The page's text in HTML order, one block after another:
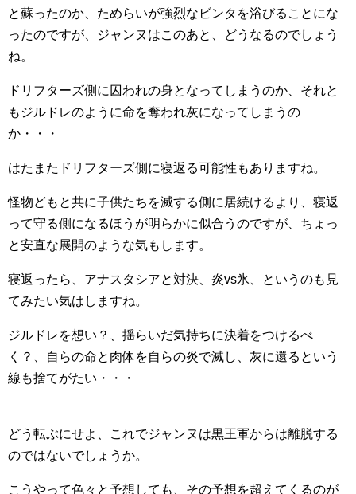
と蘇ったのか、ためらいが強烈なビンタを浴びることにな
ったのですが、ジャンヌはこのあと、どうなるのでしょう
ね。
ドリフターズ側に囚われの身となってしまうのか、それと
もジルドレのように命を奪われ灰になってしまうの
か・・・
はたまたドリフターズ側に寝返る可能性もありますね。
怪物どもと共に子供たちを滅する側に居続けるより、寝返
って守る側になるほうが明らかに似合うのですが、ちょっ
と安直な展開のような気もします。
寝返ったら、アナスタシアと対決、炎vs氷、というのも見
てみたい気はしますね。
ジルドレを想い？、揺らいだ気持ちに決着をつけるべ
く？、自らの命と肉体を自らの炎で滅し、灰に還るという
線も捨てがたい・・・
どう転ぶにせよ、これでジャンヌは黒王軍からは離脱する
のではないでしょうか。
こうやって色々と予想しても、その予想を超えてくるのが